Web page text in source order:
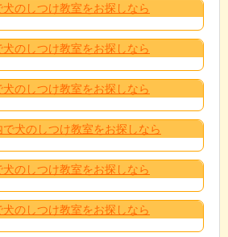
犬のしつけ教室をお探しなら
のしつけ教室をお探しなら
のしつけ教室をお探しなら
犬のしつけ教室をお探しなら
のしつけ教室をお探しなら
犬のしつけ教室をお探しなら